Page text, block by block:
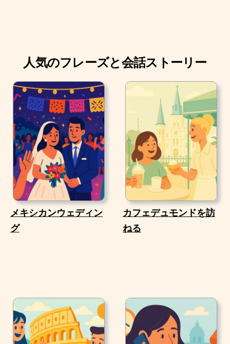
人気のフレーズと会話ストーリー
メキシカンウェディン
グ
カフェデュモンドを訪
ねる